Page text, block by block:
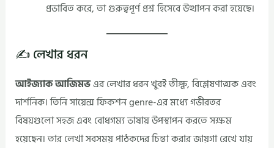
প্রভাবিত করে, তা গুরুত্বপূর্ণ প্রশ্ন হিসেবে উত্থাপন করা হয়েছে।
✍️ লেখার ধরন
আইজ্যাক আজিমভএর লেখার ধরন খুবই তীক্ষ্ণ, বিশ্লেষণাত্মক এবং
দার্শনিক। তিনি সায়েন্স ফিকশন genre-এর মধ্যে গভীরতর
বিষয়গুলো সহজ এবং বোধগম্য ভাষায় উপস্থাপন করতে সক্ষম
হয়েছেন। তার লেখা সবসময় পাঠকদের চিন্তা করার জায়গা রেখে যায়